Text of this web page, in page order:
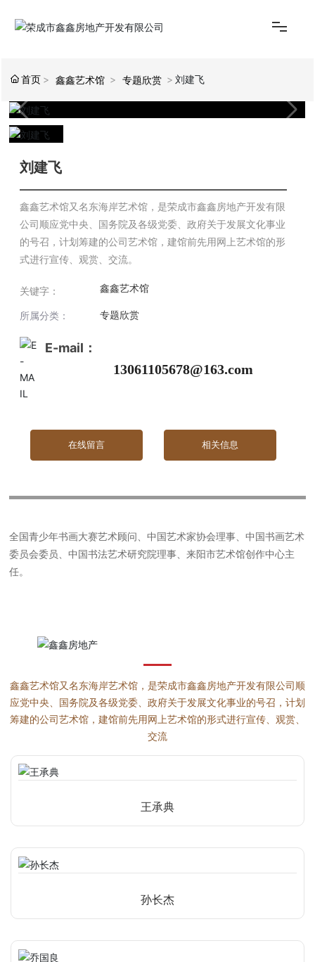
网站首页
楼盘推荐
物业管理
联系我们
首页 鑫鑫艺术馆 专题欣赏 刘建飞
刘建飞
鑫鑫艺术馆又名东海岸艺术馆，是荣成市鑫鑫房地产开发有限
公司顺应党中央、国务院及各级党委、政府关于发展文化事业
的号召，计划筹建的公司艺术馆，建馆前先用网上艺术馆的形
式进行宣传、观赏、交流。
关键字： 鑫鑫艺术馆
所属分类： 专题欣赏
E-mail：
13061105678@163.com
在线留言 相关信息
全国青少年书画大赛艺术顾问、中国艺术家协会理事、中国书画艺术
委员会委员、中国书法艺术研究院理事、来阳市艺术馆创作中心主
任。
鑫鑫艺术馆又名东海岸艺术馆，是荣成市鑫鑫房地产开发有限公司顺
应党中央、国务院及各级党委、政府关于发展文化事业的号召，计划
筹建的公司艺术馆，建馆前先用网上艺术馆的形式进行宣传、观赏、
交流
王承典
孙长杰